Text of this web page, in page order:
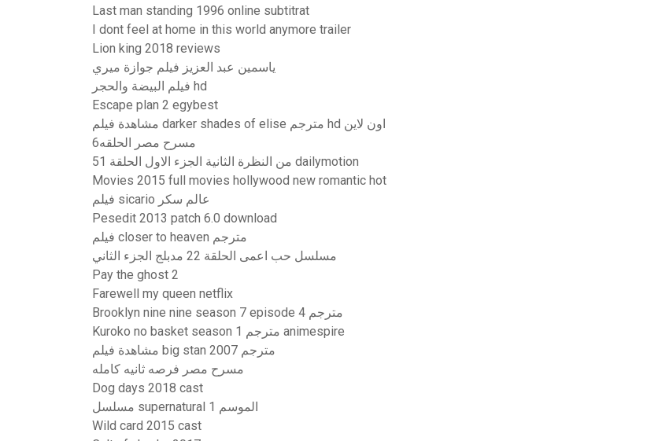
Last man standing 1996 online subtitrat
I dont feel at home in this world anymore trailer
Lion king 2018 reviews
ياسمين عبد العزيز فيلم جوازة ميري
فيلم البيضة والحجر hd
Escape plan 2 egybest
مشاهدة فيلم darker shades of elise مترجم hd اون لاين
مسرح مصر الحلقه6
من النظرة الثانية الجزء الاول الحلقة 51 dailymotion
Movies 2015 full movies hollywood new romantic hot
فيلم sicario عالم سكر
Pesedit 2013 patch 6.0 download
فيلم closer to heaven مترجم
مسلسل حب اعمى الحلقة 22 مدبلج الجزء الثاني
Pay the ghost 2
Farewell my queen netflix
Brooklyn nine nine season 7 episode 4 مترجم
Kuroko no basket season 1 مترجم animespire
مشاهدة فيلم big stan 2007 مترجم
مسرح مصر فرصه ثانيه كامله
Dog days 2018 cast
مسلسل supernatural الموسم 1
Wild card 2015 cast